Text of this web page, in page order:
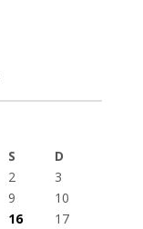
S
D
2
3
9
10
16
17